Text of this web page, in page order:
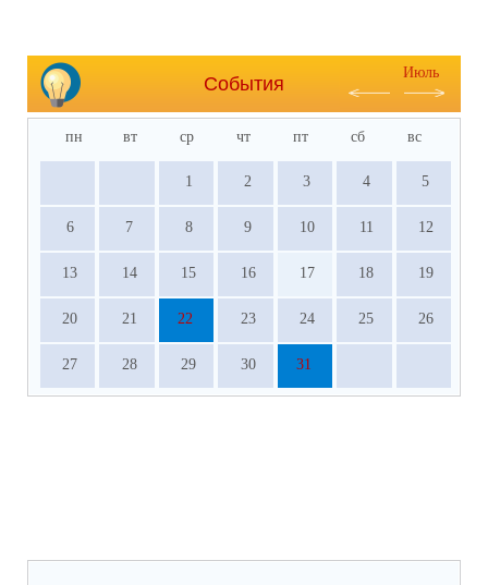
События
Июль
пн вт ср чт пт сб вс
1 2 3 4 5
6 7 8 9 10 11 12
13 14 15 16 17 18 19
20 21 22 23 24 25 26
27 28 29 30 31